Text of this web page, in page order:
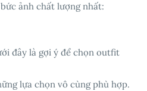
ảnh chất lượng nhất:
đây là gợi ý để chọn outfit
lựa chọn vô cùng phù hợp.